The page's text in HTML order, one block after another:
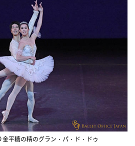
金平糖の精のグラン・パ・ド・ドゥ